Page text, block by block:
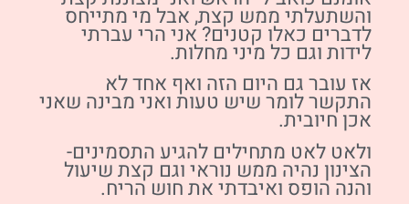
והשתעלתי ממש קצת, אבל מי מתייחס
לדברים כאלו קטנים? אני הרי עברתי
לידות וגם כל מיני מחלות.
אז עובר גם היום הזה ואף אחד לא
התקשר לומר שיש טעות ואני מבינה שאני
אכן חיובית.
ולאט לאט מתחילים להגיע התסמינים-
הצינון נהיה ממש נוראי וגם קצת שיעול
והנה הופס ואיבדתי את חוש הריח.